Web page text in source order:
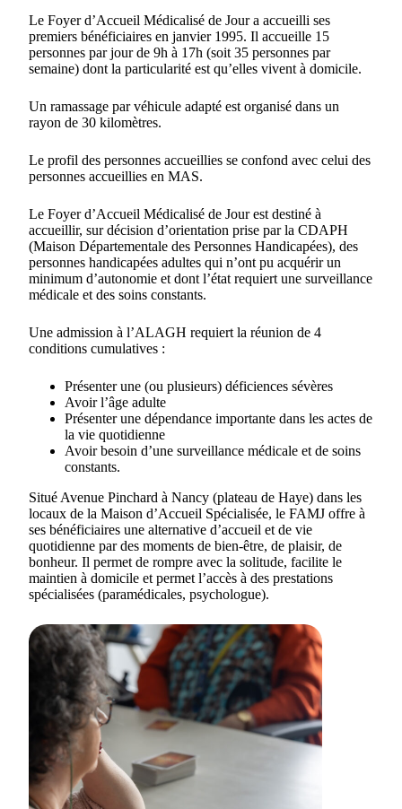
Le Foyer d’Accueil Médicalisé de Jour a accueilli ses
premiers bénéficiaires en janvier 1995. Il accueille 15
personnes par jour de 9h à 17h (soit 35 personnes par
semaine) dont la particularité est qu’elles vivent à domicile.
Un ramassage par véhicule adapté est organisé dans un
rayon de 30 kilomètres.
Le profil des personnes accueillies se confond avec celui des
personnes accueillies en MAS.
Le Foyer d’Accueil Médicalisé de Jour est destiné à
accueillir, sur décision d’orientation prise par la CDAPH
(Maison Départementale des Personnes Handicapées), des
personnes handicapées adultes qui n’ont pu acquérir un
minimum d’autonomie et dont l’état requiert une surveillance
médicale et des soins constants.
Une admission à l’ALAGH requiert la réunion de 4
conditions cumulatives :
Présenter une (ou plusieurs) déficiences sévères
Avoir l’âge adulte
Présenter une dépendance importante dans les actes de
la vie quotidienne
Avoir besoin d’une surveillance médicale et de soins
constants.
Situé Avenue Pinchard à Nancy (plateau de Haye) dans les
locaux de la Maison d’Accueil Spécialisée, le FAMJ offre à
ses bénéficiaires une alternative d’accueil et de vie
quotidienne par des moments de bien-être, de plaisir, de
bonheur. Il permet de rompre avec la solitude, facilite le
maintien à domicile et permet l’accès à des prestations
spécialisées (paramédicales, psychologue).